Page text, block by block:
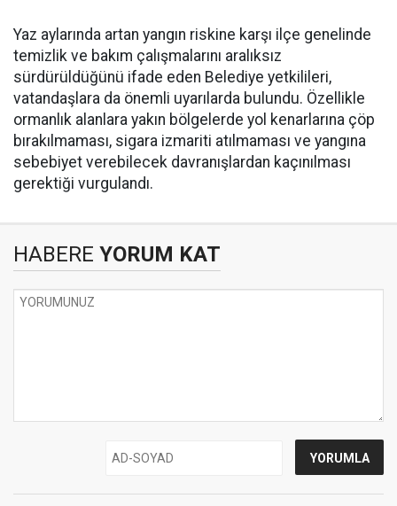
Yaz aylarında artan yangın riskine karşı ilçe genelinde
temizlik ve bakım çalışmalarını aralıksız
sürdürüldüğünü ifade eden Belediye yetkilileri,
vatandaşlara da önemli uyarılarda bulundu. Özellikle
ormanlık alanlara yakın bölgelerde yol kenarlarına çöp
bırakılmaması, sigara izmariti atılmaması ve yangına
sebebiyet verebilecek davranışlardan kaçınılması
gerektiği vurgulandı.
HABERE YORUM KAT